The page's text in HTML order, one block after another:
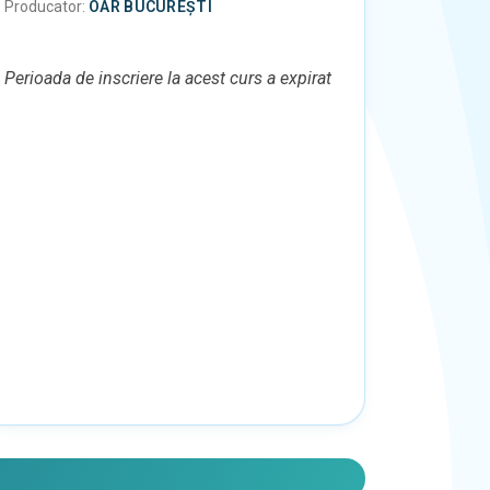
Producator: OAR BUCUREȘTI
Perioada de inscriere la acest curs a expirat